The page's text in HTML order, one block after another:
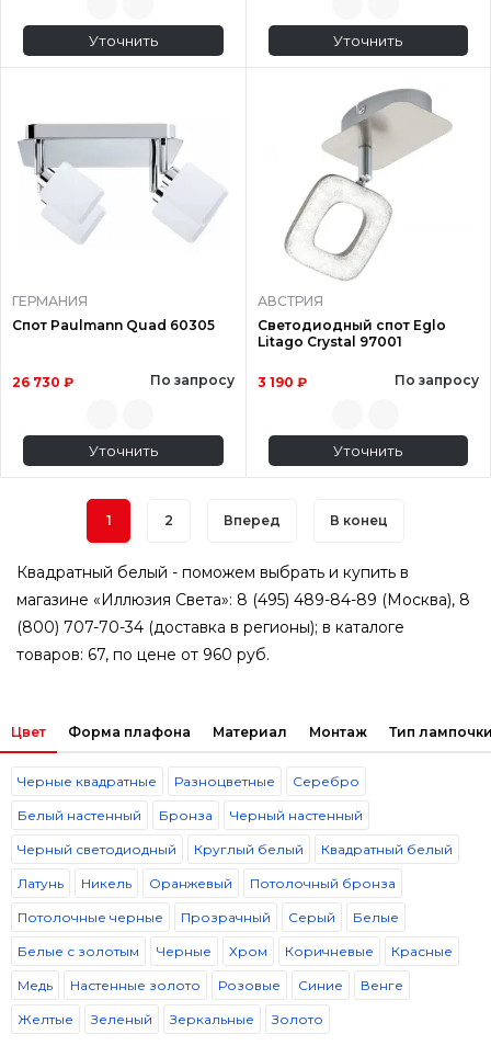
Уточнить Уточнить
ГЕРМАНИЯ
Спот Paulmann Quad 60305
26 730 ₽ По запросу
Уточнить
АВСТРИЯ
Светодиодный спот Eglo
Litago Crystal 97001
3 190 ₽ По запросу
Уточнить
1 2 Вперед В конец
Квадратный белый - поможем выбрать и купить в
магазине «Иллюзия Света»: 8 (495) 489-84-89 (Москва), 8
(800) 707-70-34 (доставка в регионы); в каталоге
товаров: 67, по цене от 960 руб.
Цвет Форма плафона Материал Монтаж Тип
Черные квадратные Разноцветные Серебро
Белый настенный Бронза Черный настенный
Черный светодиодный Круглый белый Квадратный белый
Латунь Никель Оранжевый Потолочный бронза
Потолочные черные Прозрачный Серый Белые
Белые с золотым Черные Хром Коричневые Красные
Медь Настенные золото Розовые Синие Венге
Желтые Зеленый Зеркальные Золото